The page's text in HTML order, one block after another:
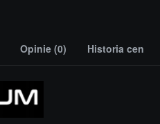
Opinie (0) Historia cen